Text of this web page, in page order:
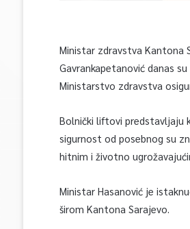
Ministar zdravstva Kantona
Gavrankapetanović danas
Ministarstvo zdravstva
Bolnički liftovi predstavljaju
sigurnost od posebnog su
hitnim i životno
Ministar Hasanović je
širom Kantona Sarajevo.